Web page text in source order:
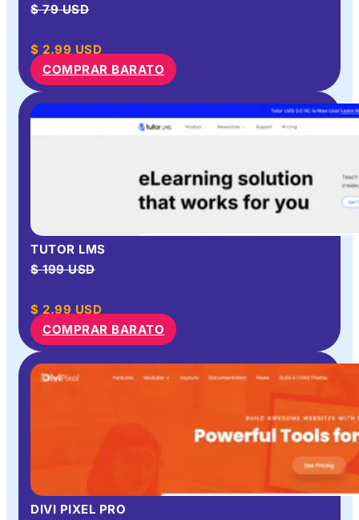
$ 79 USD
$ 2.99 USD
COMPRAR BARATO
TUTOR LMS
$ 199 USD
$ 2.99 USD
COMPRAR BARATO
DIVI PIXEL PRO